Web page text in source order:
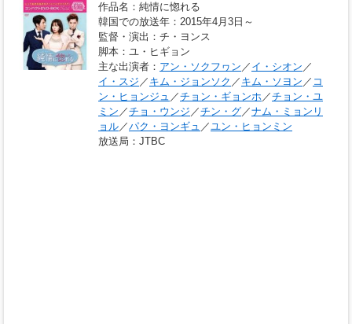
作品名 ：純情に惚れる
韓国での放送年 ：2015年4月3日～
監督・演出 ：チ・ヨンス
脚本 ：ユ・ヒギョン
主な出演者 ： アン・ソクフヮン ／ イ・シオン ／
イ・スジ ／ キム・ジョンソク ／ キム・ソヨン ／ コ
ン・ヒョンジュ ／チョン・ギョンホ ／チョン・ユ
ミン ／チョ・ウンジ ／チン・グ／ナム・ミョンリ
ョル／パク・ヨンギュ ／ユン・ヒョンミン
放送局 ：JTBC